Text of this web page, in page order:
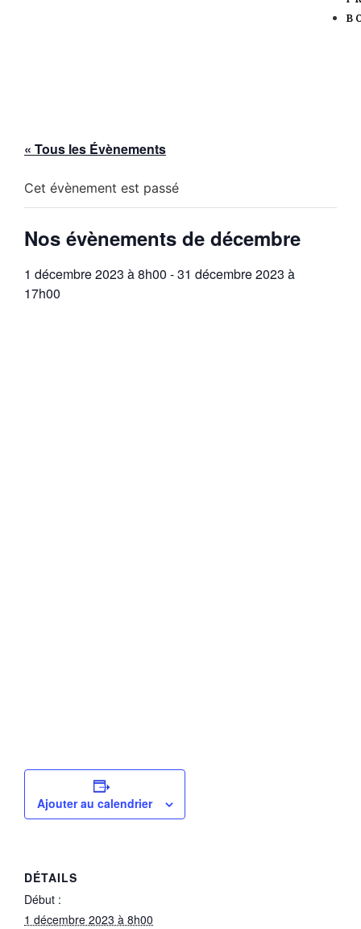
« Tous les Évènements
Cet évènement est passé
Nos évènements de décembre
1 décembre 2023 à 8h00 -31 décembre 2023 à
17h00
Ajouter au calendrier
DÉTAILS
Début :
1 décembre 2023 à 8h00